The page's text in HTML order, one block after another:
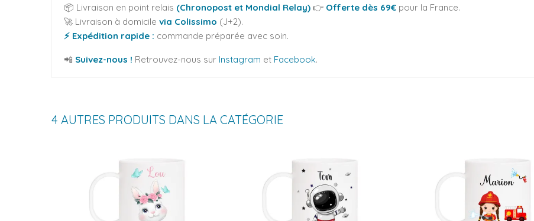
📦 Livraison en point relais (Chronopost et Mondial Relay) 👉 Offerte dès 69€ pour la France.
🚀 Livraison à domicile via Colissimo (J+2).
⚡ Expédition rapide : commande préparée avec soin.
📲 Suivez-nous ! Retrouvez-nous sur Instagram et Facebook.
4 AUTRES PRODUITS DANS LA CATÉGORIE